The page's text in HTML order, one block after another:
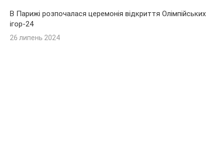
В Парижі розпочалася церемонія відкриття Олімпійських
ігор-24
26 липень 2024